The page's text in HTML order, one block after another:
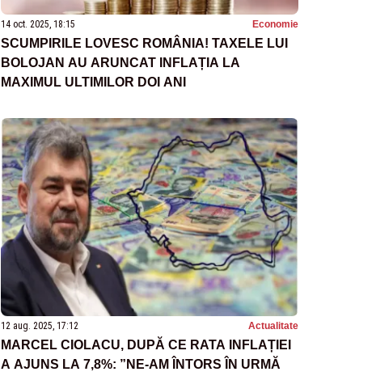
14 oct. 2025, 18:15 Economie
SCUMPIRILE LOVESC ROMÂNIA! TAXELE LUI
BOLOJAN AU ARUNCAT INFLAȚIA LA
MAXIMUL ULTIMILOR DOI ANI
12 aug. 2025, 17:12 Actualitate
MARCEL CIOLACU, DUPĂ CE RATA INFLAȚIEI
A AJUNS LA 7,8%: ”NE-AM ÎNTORS ÎN URMĂ